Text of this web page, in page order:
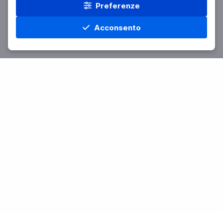
Preferenze
Acconsento
Home Materie Cerca Menu